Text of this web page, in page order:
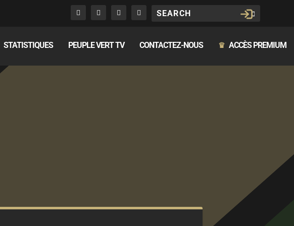
STATISTIQUES PEUPLE VERT TV CONTACTEZ-NOUS ♛ ACCÈS PREMIUM